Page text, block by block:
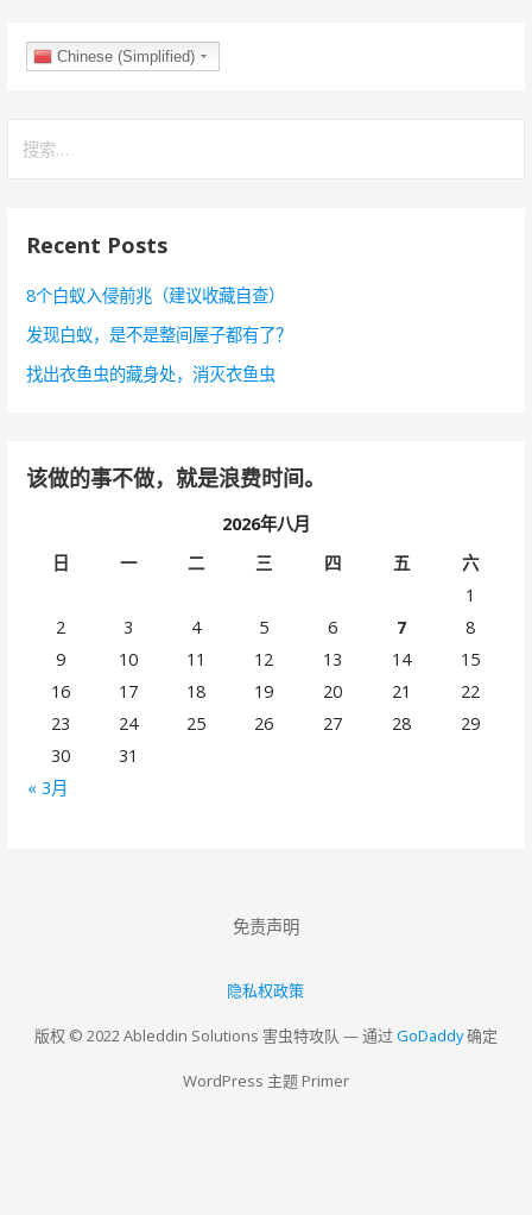
Chinese (Simplified)
索
Recent Posts
8个白蚁入侵前兆（建议收藏自查）
发现白蚁，是不是整间屋子都有了？
找出衣鱼虫的藏身处，消灭衣鱼虫
该做的事不做，就是浪费时间。
2026年八月
日
一 二 三 四 五 六
« 3月
1
2
3 4 5 6 7
8
9
10 11 12 13 14
15
16
17 18 19 20 21
22
23
24 25 26 27 28
29
30
31
免责声明
隐私权政策
版权 © 2022 Ableddin Solutions 害虫特攻队 — 通过 GoDaddy确定
WordPress 主题 Primer